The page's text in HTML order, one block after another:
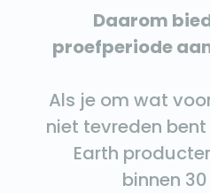
Daarom
proefperiode
Als je om wat
niet tevreden
Earth